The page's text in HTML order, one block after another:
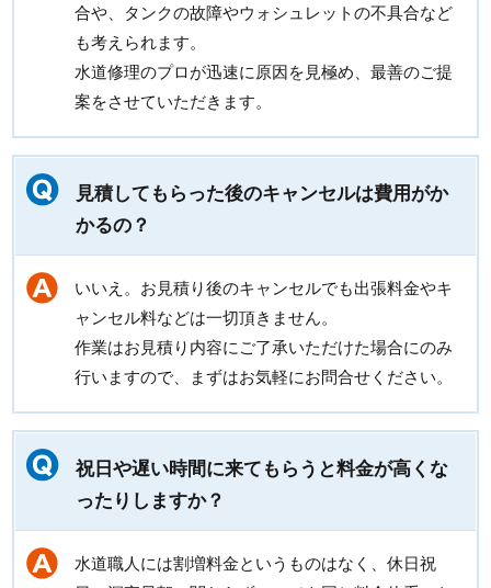
合や、タンクの故障やウォシュレットの不具合など
も考えられます。
水道修理のプロが迅速に原因を見極め、最善のご提
案をさせていただきます。
見積してもらった後のキャンセルは費用がか
かるの？
いいえ。お見積り後のキャンセルでも出張料金やキ
ャンセル料などは一切頂きません。
作業はお見積り内容にご了承いただけた場合にのみ
行いますので、まずはお気軽にお問合せください。
祝日や遅い時間に来てもらうと料金が高くな
ったりしますか？
水道職人には割増料金というものはなく、休日祝